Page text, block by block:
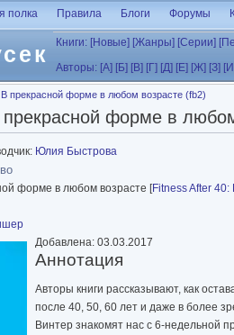
полка Правила Блоги Форумы
Книги: [Новые] [Жанры] [Серии]
Авторы: [А] [Б] [В] [Г] [Д] [Е] [Ж] [З]
прекрасной форме в любом возрасте (fb2)
форме в
Юлия Быстрова
форме в любом возрасте [Fitness After 40:
Добавлена: 03.03.2017
Аннотация
Авторы книги рассказывают, как
после 40, 50, 60 лет и даже в более
Винтер знакомят нас с 6-недельной